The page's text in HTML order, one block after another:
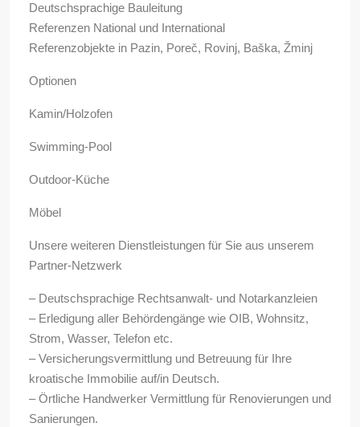
Deutschsprachige Bauleitung
Referenzen National und International
Referenzobjekte in Pazin, Poreč, Rovinj, Baška, Žminj
Optionen
Kamin/Holzofen
Swimming-Pool
Outdoor-Küche
Möbel
Unsere weiteren Dienstleistungen für Sie aus unserem
Partner-Netzwerk
– Deutschsprachige Rechtsanwalt- und Notarkanzleien
– Erledigung aller Behördengänge wie OIB, Wohnsitz,
Strom, Wasser, Telefon etc.
– Versicherungsvermittlung und Betreuung für Ihre
kroatische Immobilie auf/in Deutsch.
– Örtliche Handwerker Vermittlung für Renovierungen und
Sanierungen.